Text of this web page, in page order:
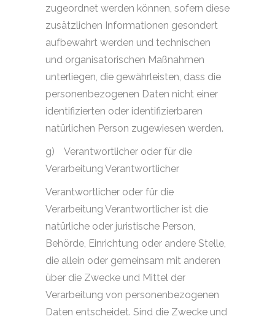
zugeordnet werden können, sofern diese
zusätzlichen Informationen gesondert
aufbewahrt werden und technischen
und organisatorischen Maßnahmen
unterliegen, die gewährleisten, dass die
personenbezogenen Daten nicht einer
identifizierten oder identifizierbaren
natürlichen Person zugewiesen werden.
g)
Verantwortlicher oder für die
Verarbeitung Verantwortlicher
Verantwortlicher oder für die
Verarbeitung Verantwortlicher ist die
natürliche oder juristische Person,
Behörde, Einrichtung oder andere Stelle,
die allein oder gemeinsam mit anderen
über die Zwecke und Mittel der
Verarbeitung von personenbezogenen
Daten entscheidet. Sind die Zwecke und